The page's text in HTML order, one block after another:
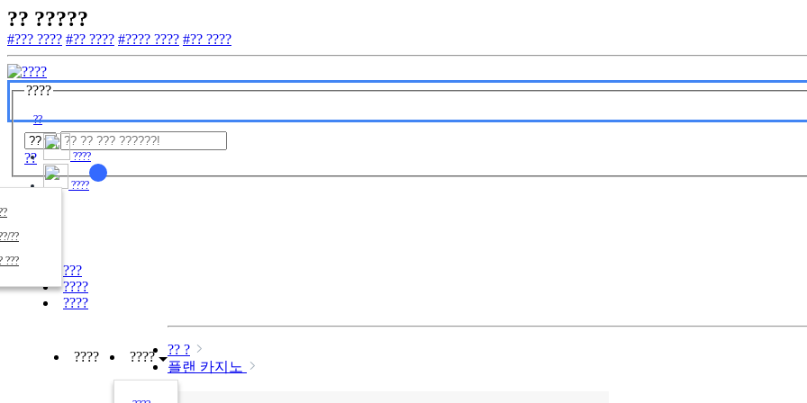
?? ?????
#??? ???? #?? ???? #???? ???? #?? ????
????
??
?? ????
??
???
????
????
???
????
????
???? ????
?? ?
플랜 카지노